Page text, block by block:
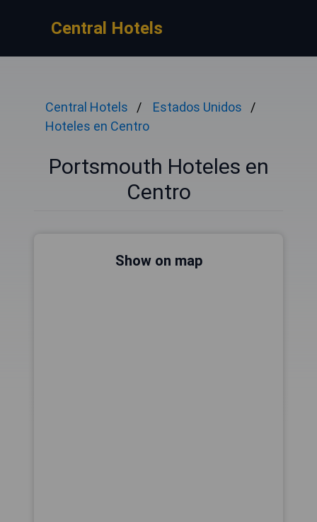
Central Hotels
Central Hotels
Estados Unidos
Hoteles en Centro
Portsmouth Hoteles en
Centro
Show on map